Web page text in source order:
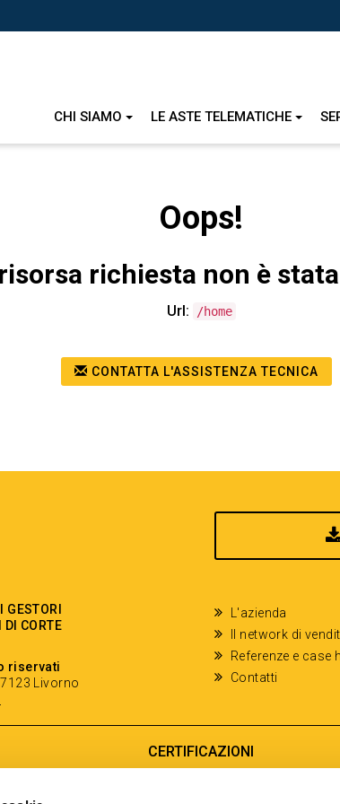
CHI SIAMO LE ASTE TELEMATICHE
Oops!
richiesta non è
Url: /home
CONTATTA L'ASSISTENZA TECNICA
DI CORTE
riservati
Livorno
L'azienda
Il network di
Referenze e case
Contatti
CERTIFICAZIONI